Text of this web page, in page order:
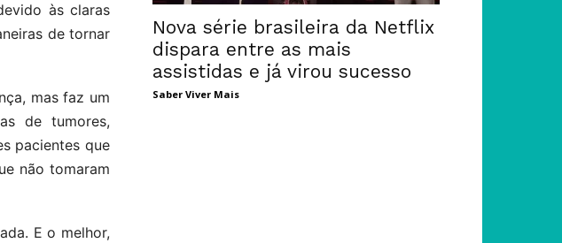
às claras
de tornar
mas faz um
de tumores,
pacientes que
não tomaram
E o melhor,
Nova série brasileira da Netflix
dispara entre as mais
assistidas e já virou sucesso
Saber Viver Mais